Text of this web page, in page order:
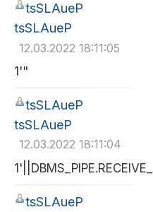
tsSLAueP
tsSLAueP
12.03.2022 18:11:05
1'"
tsSLAueP
tsSLAueP
12.03.2022 18:11:04
tsSLAueP